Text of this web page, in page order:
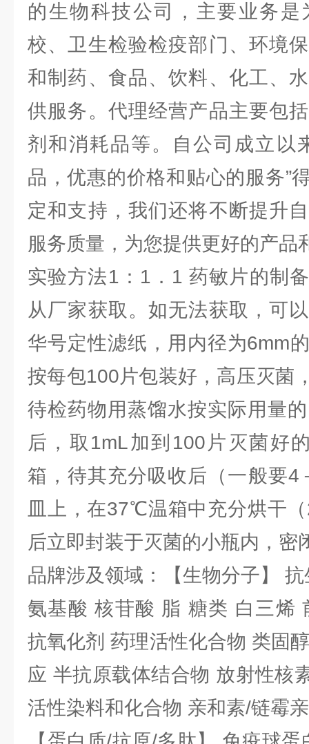
的生物科技公司，主要业务
校、卫生检验检疫部门、环境
和制药、食品、饮料、化工、
供服务。代理经营产品主要包
剂和消耗品等。自公司成立以
品，优惠的价格和贴心的服务”
定和支持，我们还将不断提升
服务质量，为您提供更好的产品
实验方法1：1．1 药敏片的制
从厂家获取。如无法获取，可
华号定性滤纸，用内径为6mm
按每包100片包装好，高压灭菌
待检药物用蒸馏水按实际用量
后，取1mL加到100片灭菌好
箱，待其充分吸收后（一般要4
皿上，在37℃温箱中充分烘干
后立即封装于灭菌的小瓶内，密
品牌涉及领域：【生物分子】
氨基酸 核苷酸 脂 糖类 白三烯
抗氧化剂 药理活性化合物 类固
应 半抗原载体结合物 放射性核
活性染料和化合物 亲和素/链霉